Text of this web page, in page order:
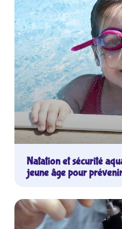
Natation et sécurité
jeune âge pour